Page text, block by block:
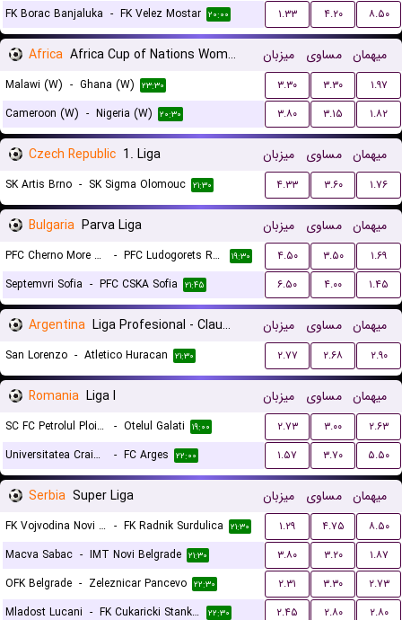
FK Borac Banjaluka - FK Velez Mostar ۲۰:۰۰ ۱.۳۳ ۴.۲۰ ۸.۵۰
Africa Africa Cup of Nations Women میزبان مساوی میهمان
Malawi (W) - Ghana (W) ۲۳:۳۰ ۳.۳۰ ۳.۳۰
۱.۹۷
Cameroon (W) - Nigeria (W) ۲۰:۳۰ ۳.۸۰ ۳.۱۵ ۱.۸۲
Czech Republic 1. Liga میزبان مساوی میهمان
SK Artis Brno - SK Sigma Olomouc ۲۱:۳۰ ۴.۳۳ ۳.۶۰ ۱.۷۶
Bulgaria Parva Liga میزبان مساوی میهمان
PFC Cherno More Varna - PFC Ludogorets Razgrad ۱۹:۳۰ ۴.۵۰ ۳.۵۰
۱.۶۹
Septemvri Sofia - PFC CSKA Sofia ۲۱:۴۵ ۶.۵۰ ۴.۰۰ ۱.۴۵
Argentina Liga Profesional - Clausura میزبان مساوی میهمان
San Lorenzo - Atletico Huracan ۲۱:۳۰ ۲.۷۷ ۲.۶۸ ۲.۹۰
Romania Liga I میزبان مساوی میهمان
SC FC Petrolul Ploiesti - Otelul Galati ۱۹:۰۰ ۲.۷۳ ۳.۰۰
۲.۶۳
Universitatea Craiova
- FC Arges ۲۲:۰۰ ۱.۵۷ ۳.۷۰ ۵.۵۰
Serbia Super Liga میزبان مساوی میهمان
FK Vojvodina Novi Sad - FK Radnik Surdulica ۲۱:۳۰ ۱.۲۹ ۴.۷۵
۸.۵۰
Macva Sabac - IMT Novi Belgrade ۲۱:۳۰ ۳.۸۰ ۳.۲۰
۱.۸۷
OFK Belgrade - Zeleznicar Pancevo ۲۲:۳۰ ۲.۳۱ ۳.۳۰
۲.۷۳
Mladost Lucani - FK Cukaricki Stankom ۲۲:۳۰ ۲.۴۵ ۲.۸۰ ۲.۸۰